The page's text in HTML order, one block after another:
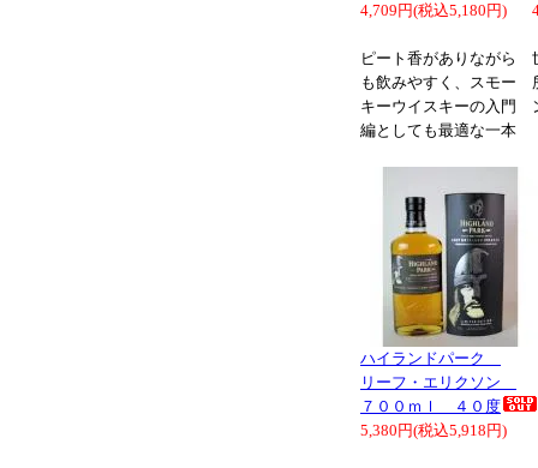
4,709円(税込5,180円)
ピート香がありながら
も飲みやすく、スモー
キーウイスキーの入門
編としても最適な一本
ハイランドパーク
リーフ・エリクソン
７００ｍｌ ４０度
5,380円(税込5,918円)